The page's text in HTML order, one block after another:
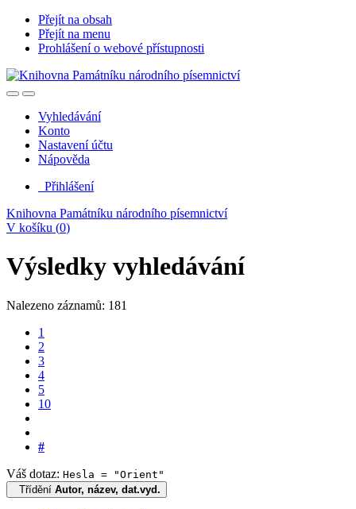
Přejít na obsah
Přejít na menu
Prohlášení o webové přístupnosti
Vyhledávání
Konto
Nastavení účtu
Nápověda
Přihlášení
Knihovna Památníku národního písemnictví
V košíku (0)
Výsledky vyhledávání
Nalezeno záznamů: 181
1
2
3
4
5
10
#
Váš dotaz: Hesla = "Orient"
Třídění Autor, název, dat.vyd.